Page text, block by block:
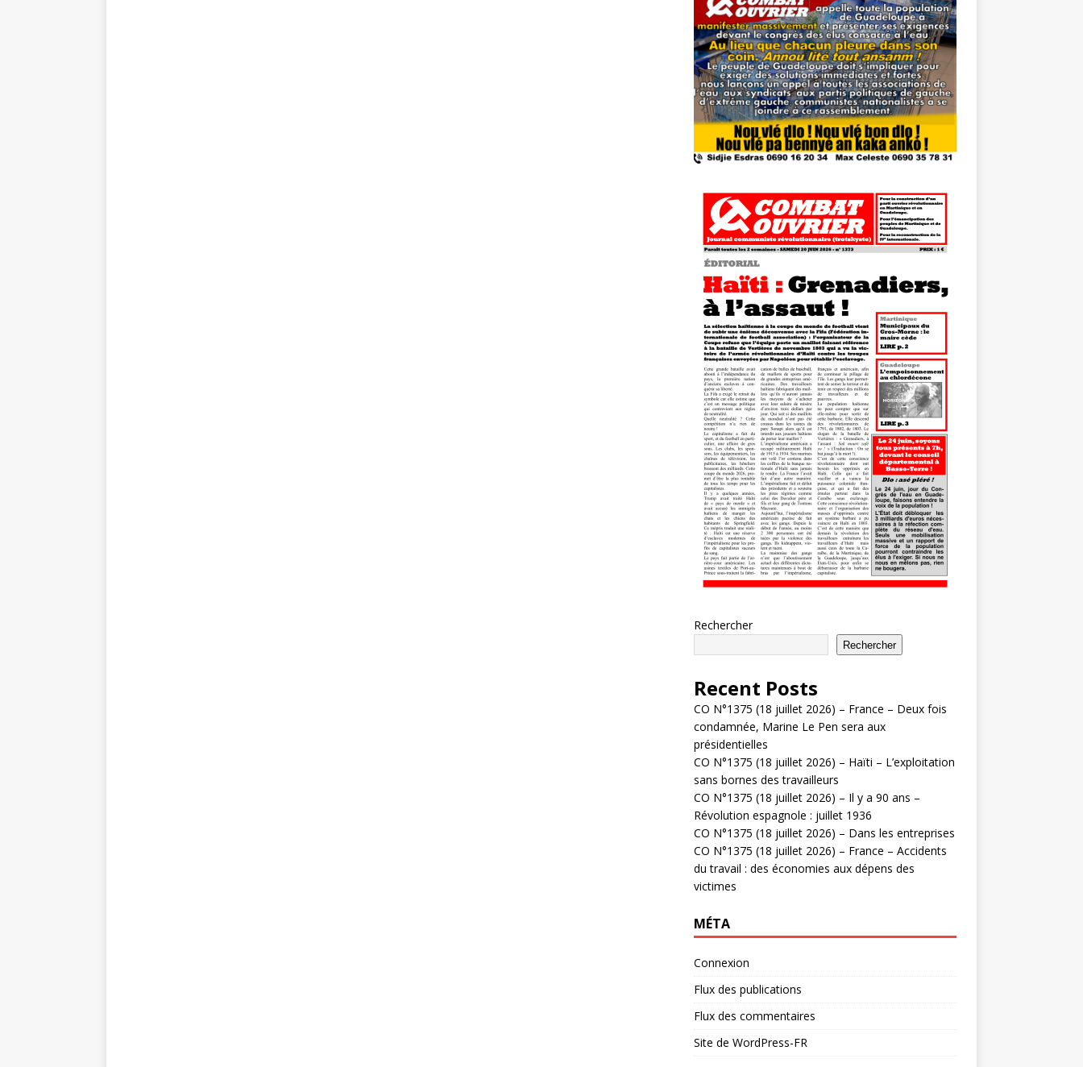
Rechercher
Rechercher
Recent Posts
CO N°1375 (18 juillet 2026) – France – Deux fois
condamnée, Marine Le Pen sera aux
présidentielles
CO N°1375 (18 juillet 2026) – Haïti – L’exploitation
sans bornes des travailleurs
CO N°1375 (18 juillet 2026) – Il y a 90 ans –
Révolution espagnole : juillet 1936
CO N°1375 (18 juillet 2026) – Dans les entreprises
CO N°1375 (18 juillet 2026) – France – Accidents
du travail : des économies aux dépens des
victimes
MÉTA
Connexion
Flux des publications
Flux des commentaires
Site de WordPress-FR